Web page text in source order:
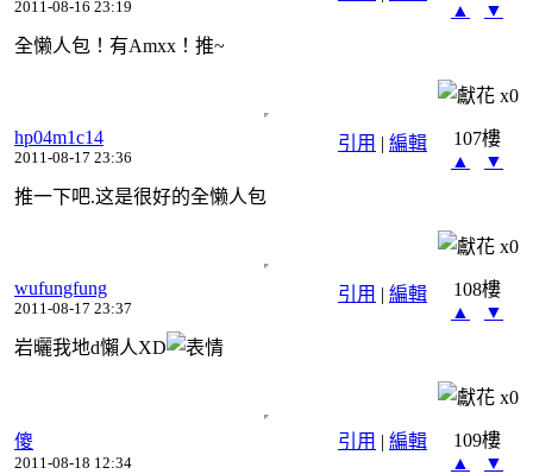
2011-08-16 23:19 ▲
▼
全懒人包！有Amxx！推~
x0
引用 | 編輯
hp04m1c14
2011-08-17 23:36
107樓
▲
▼
推一下吧.这是很好的全懒人包
x0
引用 | 編輯
wufungfung
2011-08-17 23:37
108樓
▲
▼
岩曬我地d懶人XD
x0
引用 | 編輯
傻
2011-08-18 12:34
109樓
▲
▼